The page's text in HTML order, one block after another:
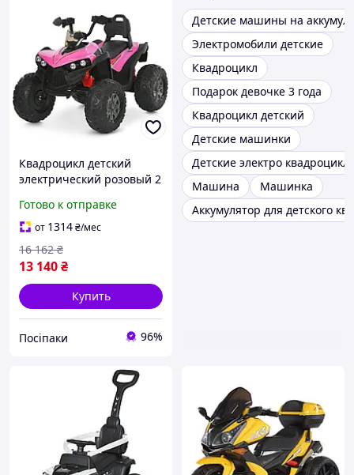
Квадроцикл детский
электрический розовый 2
Готово к отправке
от 1314₴/мес
13 140₴
16 162 ₴
Купить
Посіпаки 96%
Детские машины на
Электромобили детские
Квадроцикл
Подарок девочке 3 года
Квадроцикл детский
Детские машинки
Детские электро
Машина
Машинка
Аккумулятор для детского